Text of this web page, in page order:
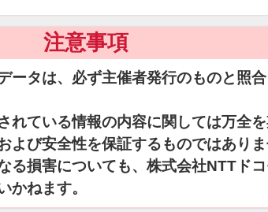
注意事項
ータは、必ず主催者発行のものと照
れている情報の内容に関しては万全
よび安全性を保証するものではあり
る損害についても、株式会社NTTド
かねます。